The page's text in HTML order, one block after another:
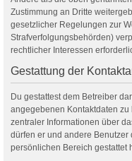
Zustimmung an Dritte
gesetzlicher Regelungen zur
Strafverfolgungsbehörden)
rechtlicher Interessen
Gestattung der
Du gestattest dem Betreiber
angegebenen Kontaktdaten
zentraler Informationen über
dürfen er und andere
persönlichen Bereich gestattet